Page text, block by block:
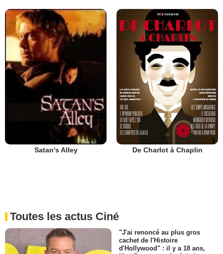
Satan's Alley De Charlot à Chaplin
Toutes les actus Ciné
"J'ai renoncé au plus gros
cachet de l'Histoire
d'Hollywood" : il y a 18 ans,